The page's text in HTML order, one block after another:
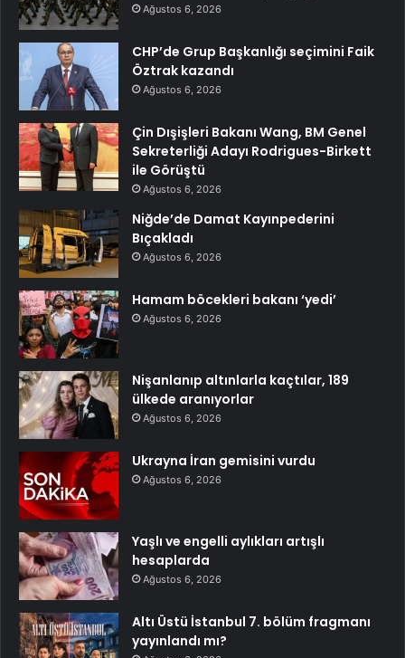
Ağustos 6, 2026
CHP’de Grup Başkanlığı seçimini Faik
Öztrak kazandı
Ağustos 6, 2026
Çin Dışişleri Bakanı Wang, BM Genel
Sekreterliği Adayı Rodrigues-Birkett
ile Görüştü
Ağustos 6, 2026
Niğde’de Damat Kayınpederini
Bıçakladı
Ağustos 6, 2026
Hamam böcekleri bakanı ‘yedi’
Ağustos 6, 2026
Nişanlanıp altınlarla kaçtılar, 189
ülkede aranıyorlar
Ağustos 6, 2026
Ukrayna İran gemisini vurdu
Ağustos 6, 2026
Yaşlı ve engelli aylıkları artışlı
hesaplarda
Ağustos 6, 2026
Altı Üstü İstanbul 7. bölüm fragmanı
yayınlandı mı?